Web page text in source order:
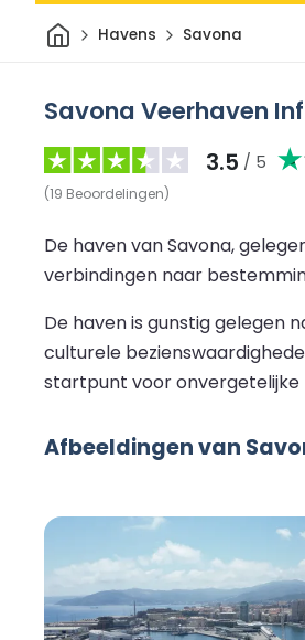
ThuisHavens Savona
Savona Veerhaven
3.5 / 5
(19 Beoordelingen)
De haven van Savona,
verbindingen naar
De haven is gunstig gelegen
culturele
startpunt voor
Afbeeldingen van